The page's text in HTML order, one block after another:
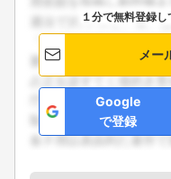
１分で無料登録
メー
Google
で登録